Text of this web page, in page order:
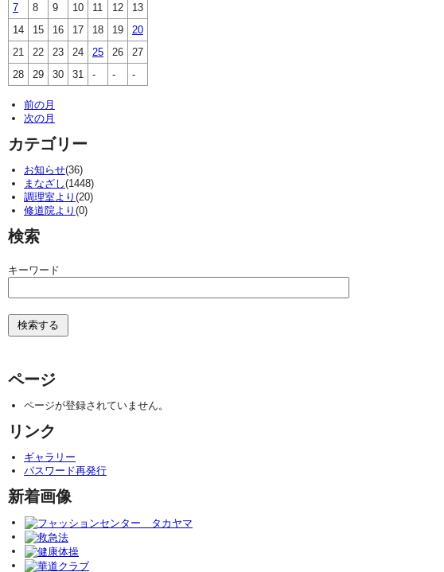
7
8 9 10 11 12
13
14
15 16 17 18 19
20
21
22 23 24 25 26
27
28
29 30 31 - - -
前の月
次の月
カテゴリー
お知らせ(36)
まなざし(1448)
調理室より (20)
修道院より (0)
検索
キーワード
ページ
ページが登録されていません。
リンク
ギャラリー
パスワード再発行
新着画像